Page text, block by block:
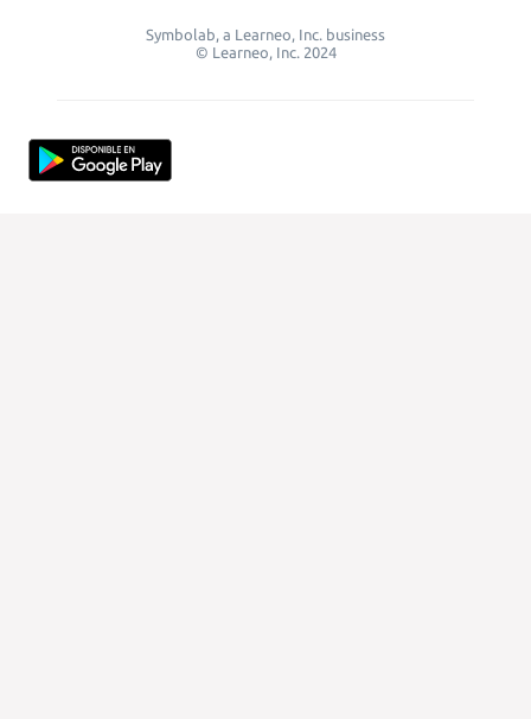
Symbolab, a Learneo, Inc. business
© Learneo, Inc. 2024